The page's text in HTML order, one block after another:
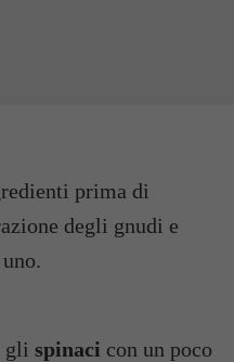
degli gnudi e
gli spinaci con un poco